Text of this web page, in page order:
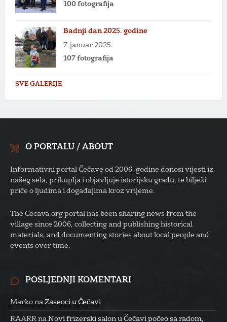
100 fotografija
Badnji dan 2025. godine
7. januar 2025.
107 fotografija
SVE GALERIJE
O PORTALU / ABOUT
Informativni portal Čečave od 2006. godine donosi vijesti iz
našeg sela, prikuplja i objavljuje istorijsku građu, te bilježi
priče o ljudima i događajima kroz vrijeme.
The Cecava.org portal has been sharing news from the
village since 2006, collecting and publishing historical
materials, and documenting stories about local people and
events over time.
POSLJEDNJI KOMENTARI
Marko na Zaseoci u Čečavi
RAARR na Novi frizerski salon u Čečavi počeo sa radom,